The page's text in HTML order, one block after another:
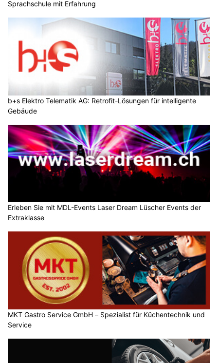
Sprachschule mit Erfahrung
b+s Elektro Telematik AG: Retrofit-Lösungen für intelligente
Gebäude
Erleben Sie mit MDL-Events Laser Dream Lüscher Events der
Extraklasse
MKT Gastro Service GmbH – Spezialist für Küchentechnik und
Service